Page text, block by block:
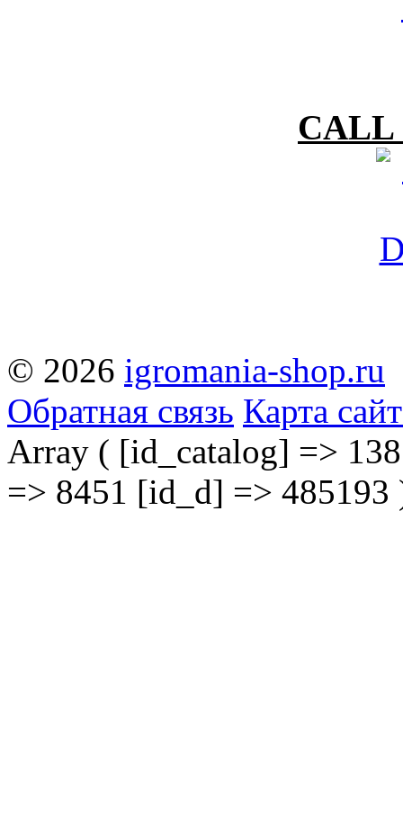
CALL
© 2026 igromania-shop.ru
Обратная связь Карта
Array ( [id_catalog] =>
=> 8451 [id_d] => 485193